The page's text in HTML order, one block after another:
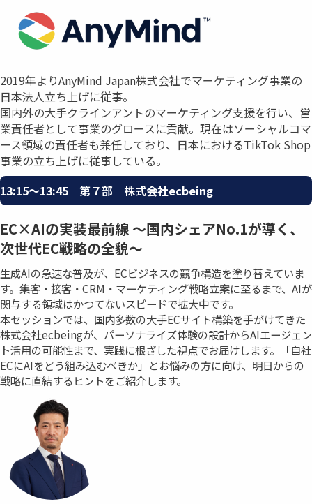
2019年よりAnyMind Japan株式会社でマーケティング事業の
日本法人立ち上げに従事。
国内外の大手クラインアントのマーケティング支援を行い、営
業責任者として事業のグロースに貢献。現在はソーシャルコマ
ース領域の責任者も兼任しており、日本におけるTikTok Shop
事業の立ち上げに従事している。
13:15〜13:45 第７部 株式会社ecbeing
EC×AIの実装最前線 ～国内シェアNo.1が導く、
次世代EC戦略の全貌～
生成AIの急速な普及が、ECビジネスの競争構造を塗り替えていま
す。集客・接客・CRM・マーケティング戦略立案に至るまで、AIが
関与する領域はかつてないスピードで拡大中です。
本セッションでは、国内多数の大手ECサイト構築を手がけてきた
株式会社ecbeingが、パーソナライズ体験の設計からAIエージェン
ト活用の可能性まで、実践に根ざした視点でお届けします。「自社
ECにAIをどう組み込むべきか」とお悩みの方に向け、明日からの
戦略に直結するヒントをご紹介します。